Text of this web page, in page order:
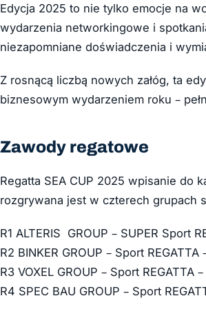
Edycja 2025 to nie tylko emocje na
wydarzenia networkingowe i
niezapomniane doświadczenia i
Z rosnącą liczbą nowych załóg, ta
biznesowym wydarzeniem roku –
Zawody regatowe
Regatta SEA CUP 2025 wpisanie do
rozgrywana jest w czterech grupach
R1 ALTERIS GROUP – SUPER Sport
R2 BINKER GROUP – Sport
R3 VOXEL GROUP – Sport
R4 SPEC BAU GROUP – Sport